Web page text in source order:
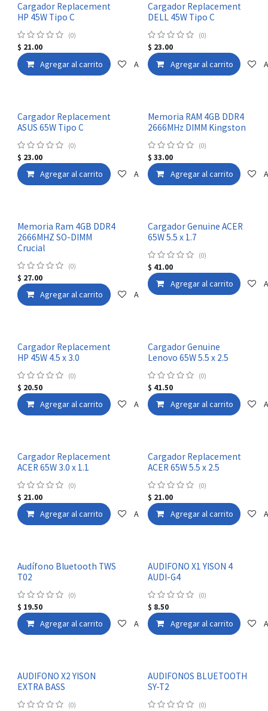
Cargador Replacement
HP 45W Tipo C
(0)
$ 21.00
Agregar al carrito Agregar a la lista de deseos
Cargador Replacement
DELL 45W Tipo C
(0)
$ 23.00
Agregar al carrito
Cargador Replacement
ASUS 65W Tipo C
(0)
$ 23.00
Agregar al carrito Agregar a la lista de deseos
Memoria RAM 4GB DDR4
2666MHz DIMM Kingston
(0)
$ 33.00
Agregar al carrito
Memoria Ram 4GB DDR4
2666MHZ SO-DIMM
Crucial
(0)
$ 27.00
Agregar al carrito Agregar a la lista de deseos
Cargador Genuine ACER
65W 5.5 x 1.7
(0)
$ 41.00
Agregar al carrito
Cargador Replacement
HP 45W 4.5 x 3.0
(0)
$ 20.50
Agregar al carrito Agregar a la lista de deseos
Cargador Genuine
Lenovo 65W 5.5 x 2.5
(0)
$ 41.50
Agregar al carrito
Cargador Replacement
ACER 65W 3.0 x 1.1
(0)
$ 21.00
Agregar al carrito Agregar a la lista de deseos
Cargador Replacement
ACER 65W 5.5 x 2.5
(0)
$ 21.00
Agregar al carrito
Audífono Bluetooth TWS
T02
(0)
$ 19.50
Agregar al carrito Agregar a la lista de deseos
AUDIFONO X1 YISON 4
AUDI-G4
(0)
$ 8.50
Agregar al carrito
AUDIFONO X2 YISON
EXTRA BASS
(0)
AUDIFONOS BLUETOOTH
SY-T2
(0)